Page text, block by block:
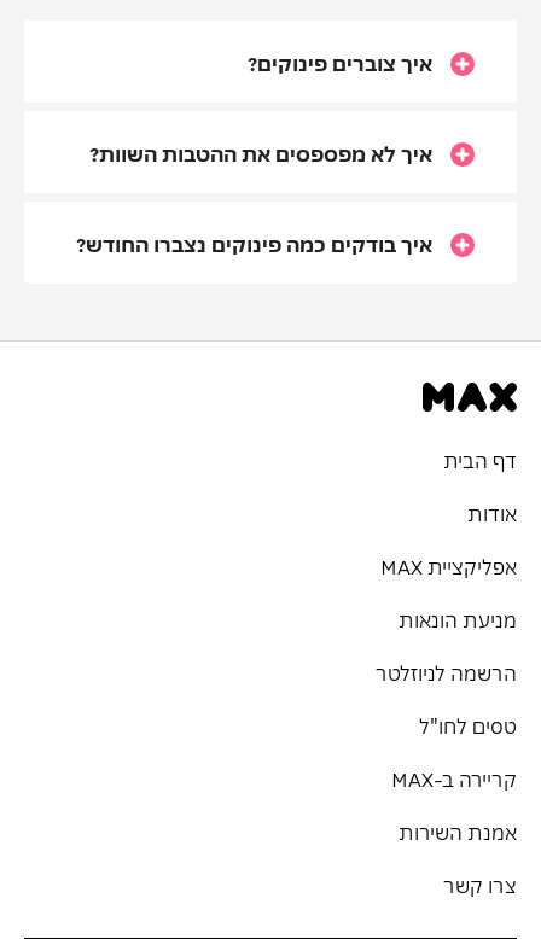
איך צוברים פינוקים?
איך לא מפספסים את ההטבות השוות?
איך בודקים כמה פינוקים נצברו החודש?
דף הבית
אודות
אפליקציית MAX
מניעת הונאות
הרשמה לניוזלטר
טסים לחו"ל
קריירה ב-MAX
אמנת השירות
צרו קשר